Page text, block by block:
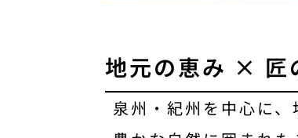
地元の恵み × 匠
泉州・紀州を中心に、